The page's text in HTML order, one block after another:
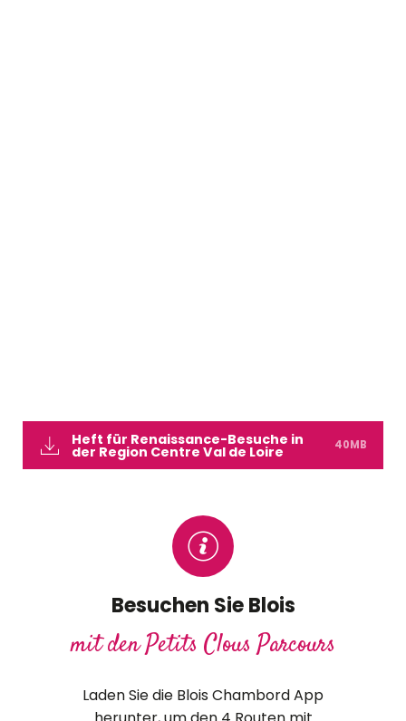
Heft für Renaissance-Besuche in
der Region Centre Val de Loire 40MB
Besuchen Sie Blois
mit den Petits Clous Parcours
Laden Sie die Blois Chambord App